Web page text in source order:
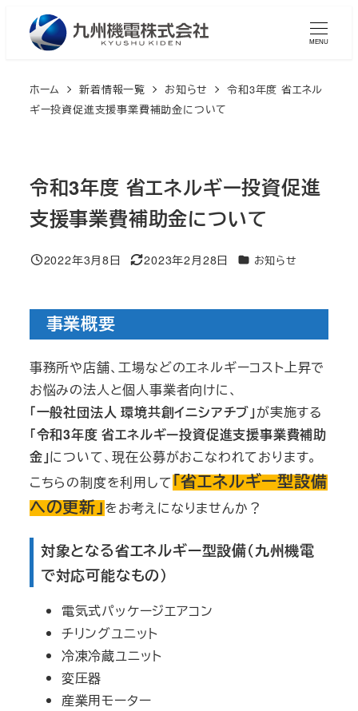
MENU
ホーム 新着情報一覧 お知らせ
令和3年度 省エネル
ギー投資促進支援事業費補助金について
令和3年度 省エネルギー投資促進
支援事業費補助金について
投稿日
2022年3月8日
更新日
2023年2月28日 カテゴリー
お知らせ
事業概要
事務所や店舗、工場などのエネルギーコスト上昇で
お悩みの法人と個人事業者向けに、
「一般社団法人 環境共創イニシアチブ」が実施する
「令和3年度 省エネルギー投資促進支援事業費補助
金」について、現在公募がおこなわれております。
こちらの制度を利用して「省エネルギー型設備
への更新」をお考えになりませんか？
対象となる省エネルギー型設備（九州機電
で対応可能なもの）
電気式パッケージエアコン
チリングユニット
冷凍冷蔵ユニット
変圧器
産業用モーター